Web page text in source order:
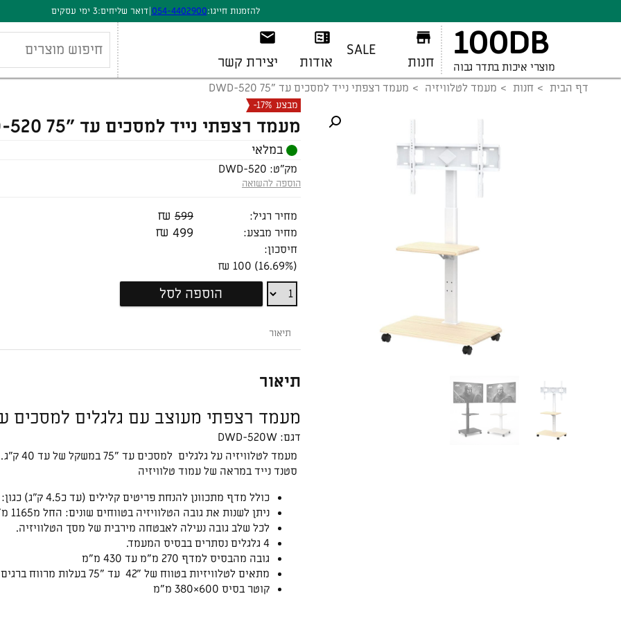
להזמנות חייגו:054-4402900
|דואר שליחים:3 ימי עסקים
100DB
מוצרי איכות בתדר גבוה חנות
SALE
אודות יצירת קשר
דף הבית חנות מעמד לטלוויזיה מעמד רצפתי נייד למסכים עד "75 DWD-520
מבצע -17%
מעמד רצפתי נייד למסכים עד "75 DWD-520
במלאי
מק"ט: DWD-520
הוספה להשואה
מחיר רגיל: 599
₪
מחיר מבצע: 499
₪
חיסכון:
(16.69%) 100 ₪
מעמד
רצפתי
למסכים
עד
DWD-
הוספה לסל
תיאור
תיאור
מעמד רצפתי מעוצב עם גלגלים למסכים
דגם:
מעמד לטלוויזיה על גלגלים למסכים עד "75 במשקל של עד 40 ק"ג.
סטנד נייד במראה של עמוד טלוויזיה
כולל מדף מתכוונן להנחת פריטים קלילים (עד כ4.5 ק״ג) כגון: שלט קונסולה, שלט טלוויזיה, סטרימר.
ניתן לשנות את גובה הטלוויזיה בטווחים שונים: החל מ1165 מ"מ עד 1360 מ"מ למרכז מסך.
לכל שלב גובה נעילה לאבטחה מירבית של מסך הטלוויזיה.
4 גלגלים נסתרים בבסיס המעמד.
גובה מהבסיס למדף 270 מ"מ עד 430 מ"מ
מתאים לטלוויזיות בטווח של "42 עד "75 בעלות מרווח ברגים 100X100 ~ 600X400
קוטר בסיס 600×380 מ"מ